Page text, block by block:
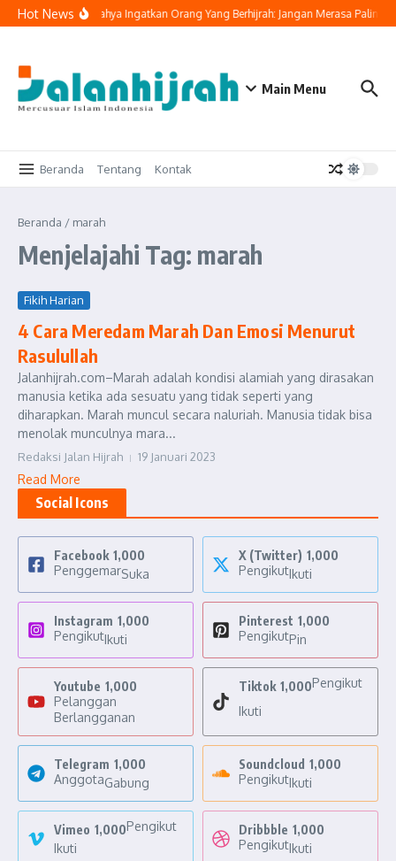
Lewati ke konten
Hot NewsBuya Yahya Ingatkan Orang Yang Berhijrah: Jangan Merasa Paling
Main Menu
Beranda Tentang Kontak
Beranda / marah
Menjelajahi Tag: marah
Fikih Harian
4 Cara Meredam Marah Dan Emosi Menurut
Rasulullah
Jalanhijrah.com–Marah adalah kondisi alamiah yang dirasakan
manusia ketika ada sesuatu yang tidak seperti yang
diharapkan. Marah muncul secara naluriah. Manusia tidak bisa
menolak munculnya mara...
Redaksi Jalan Hijrah 19 Januari 2023
Read More
Social Icons
Facebook 1,000
PenggemarSuka
X (Twitter) 1,000
PengikutIkuti
Instagram 1,000
PengikutIkuti
Pinterest 1,000
PengikutPin
Youtube 1,000
Pelanggan
Berlangganan
Tiktok 1,000Pengikut
Ikuti
Telegram 1,000
AnggotaGabung
Soundcloud 1,000
PengikutIkuti
Vimeo 1,000Pengikut
Ikuti
Dribbble 1,000
PengikutIkuti